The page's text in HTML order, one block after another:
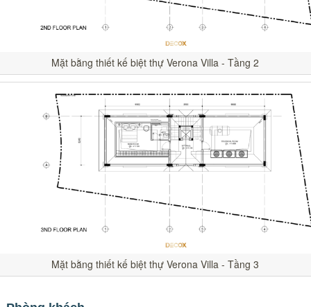
Mặt bằng thiết kế biệt thự Verona Villa - Tầng 2
Mặt bằng thiết kế biệt thự Verona Villa - Tầng 3